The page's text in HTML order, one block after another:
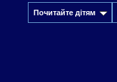
Почитайте дітям